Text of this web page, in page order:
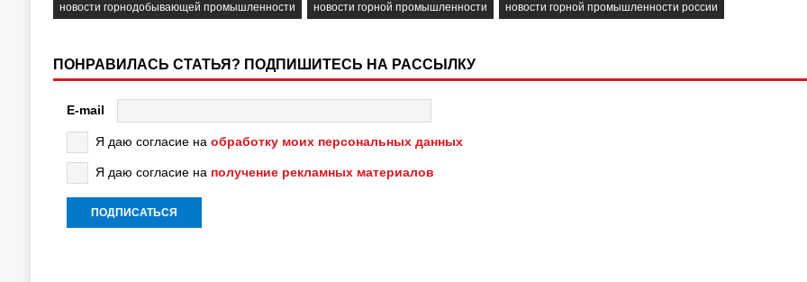
новости горнодобывающей промышленности новости горной промышленности новости горной промышленности россии
ПОНРАВИЛАСЬ СТАТЬЯ? ПОДПИШИТЕСЬ НА РАССЫЛКУ
E-mail
Я даю согласие на обработку моих персональных данных
Я даю согласие на получение рекламных материалов